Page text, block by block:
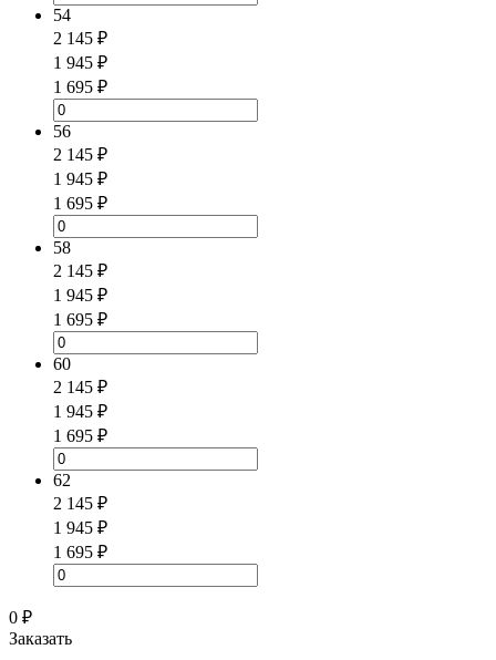
54
2 145 ₽
1 945 ₽
1 695 ₽
56
2 145 ₽
1 945 ₽
1 695 ₽
58
2 145 ₽
1 945 ₽
1 695 ₽
60
2 145 ₽
1 945 ₽
1 695 ₽
62
2 145 ₽
1 945 ₽
1 695 ₽
0 ₽
Заказать